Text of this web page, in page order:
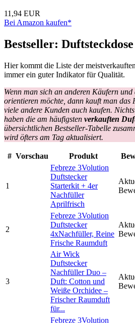
11,94 EUR
Bei Amazon kaufen*
Bestseller: Duftsteckdose
Hier kommt die Liste der
immer ein guter Indikator für Qualität.
Wenn man sich an anderen Käufern
orientieren möchte, dann kauft man das
viele andere Kunden auch kaufen.
haben die am häufigsten verkauften
übersichtlichen Bestseller-Tabelle
wird öfters am Tag aktualisiert.
# Vorschau Produkt
1
Febreze 3Volution
Duftstecker
Starterkit + 4er
Nachfüller
Aprilfrisch
2
Febreze 3Volution
Duftstecker
4xNachfüller, Reine
Frische Raumduft
3
Air Wick
Duftstecker
Nachfüller Duo –
Duft: Cotton und
Weiße Orchidee –
Frischer Raumduft
für...
Febreze 3Volution